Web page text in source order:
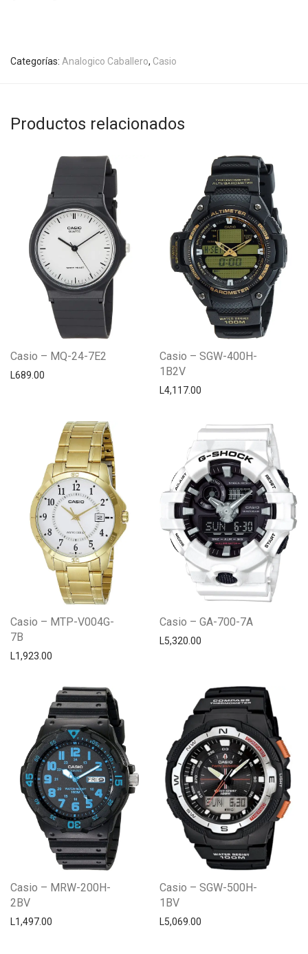
Categorías: Analogico Caballero, Casio
Productos relacionados
Casio – MQ-24-7E2
L689.00
Casio – SGW-400H-
1B2V
L4,117.00
Casio – MTP-V004G-
7B
L1,923.00
Casio – GA-700-7A
L5,320.00
Casio – MRW-200H-
2BV
L1,497.00
Casio – SGW-500H-
1BV
L5,069.00